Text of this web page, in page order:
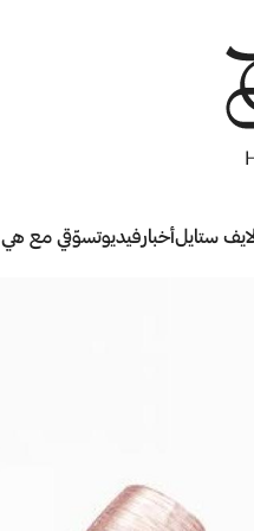
ستايلأخبارفيديوتسوّقي مع هي